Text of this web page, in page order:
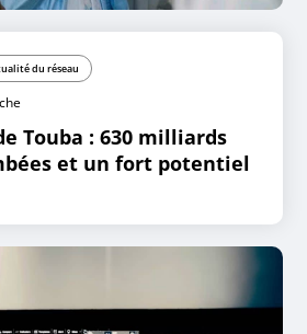
du réseau
Touba : 630 milliards
et un fort potentiel